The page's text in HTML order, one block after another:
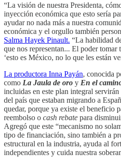
“La visión de nuestra Presidenta,
inyección económica que esto sería
ayudar no nada más a nuestra
económica y el orgullo también
Salma Hayek Pinault. “La habilidad
que nos representan... El poder
‘esto es México, no lo que les están
La productora Inna Payán, conocida
como La Jaula de oro y En el
incluidas en este plan integral
del país que estaban migrando a
quedar, porque ya existe el beneficio
reembolso o cash rebate para
Agregó que este “mecanismo no
tipo de financiación, sino también a
estructural en la industria, ayuda al
independientes y cuida nuestra